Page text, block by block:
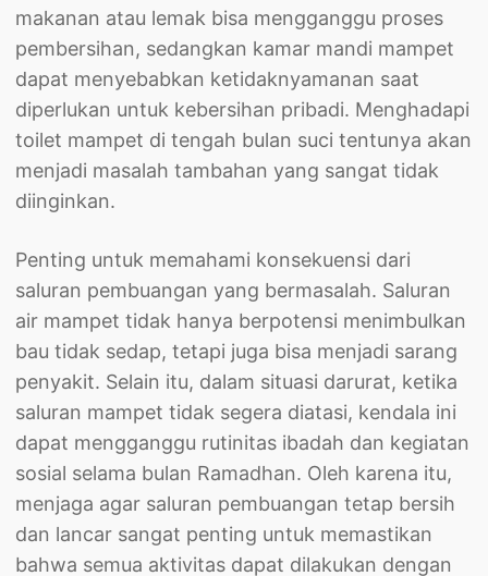
makanan atau lemak bisa mengganggu proses
pembersihan, sedangkan kamar mandi mampet
dapat menyebabkan ketidaknyamanan saat
diperlukan untuk kebersihan pribadi. Menghadapi
toilet mampet di tengah bulan suci tentunya akan
menjadi masalah tambahan yang sangat tidak
diinginkan.
Penting untuk memahami konsekuensi dari
saluran pembuangan yang bermasalah. Saluran
air mampet tidak hanya berpotensi menimbulkan
bau tidak sedap, tetapi juga bisa menjadi sarang
penyakit. Selain itu, dalam situasi darurat, ketika
saluran mampet tidak segera diatasi, kendala ini
dapat mengganggu rutinitas ibadah dan kegiatan
sosial selama bulan Ramadhan. Oleh karena itu,
menjaga agar saluran pembuangan tetap bersih
dan lancar sangat penting untuk memastikan
bahwa semua aktivitas dapat dilakukan dengan